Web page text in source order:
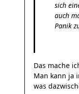
sich
auch
Panik
Das mache
Man kann ja
was